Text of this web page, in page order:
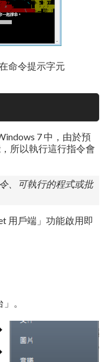
命令提示字元
7 中，由於預
所以執行這行指令會
可執行的程式或批
用戶端」功能啟用即
。